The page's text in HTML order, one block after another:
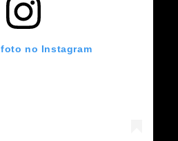
foto no Instagram